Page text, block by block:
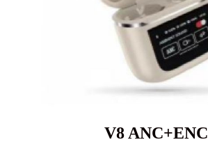
V8 ANC+ENC